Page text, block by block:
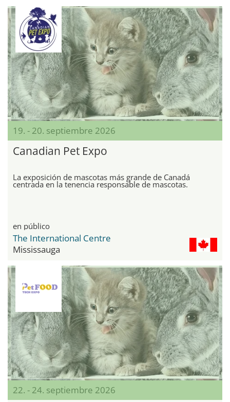
19. - 20. septiembre 2026
Canadian Pet Expo
La exposición de mascotas más grande de Canadá
centrada en la tenencia responsable de mascotas.
en público
The International Centre
Mississauga
22. - 24. septiembre 2026